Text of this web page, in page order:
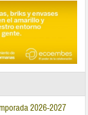
2026-2027